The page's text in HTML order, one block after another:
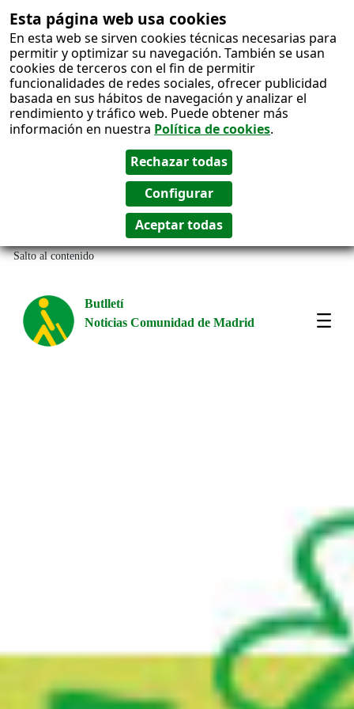
Esta página web usa cookies
En esta web se sirven cookies técnicas necesarias para
permitir y optimizar su navegación. También se usan
cookies de terceros con el fin de permitir
funcionalidades de redes sociales, ofrecer publicidad
basada en sus hábitos de navegación y analizar el
rendimiento y tráfico web. Puede obtener más
información en nuestra Política de cookies.
Salto al contenido
Butlletí
Noticias Comunidad de Madrid